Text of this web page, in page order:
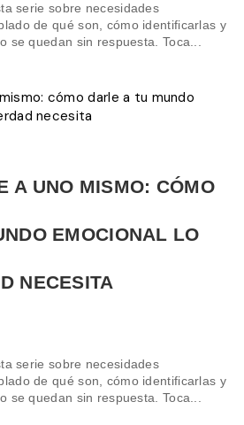
serie sobre necesidades
de qué son, cómo identificarlas y
se quedan sin respuesta. Toca...
A UNO MISMO: CÓMO
EMOCIONAL LO
NECESITA
serie sobre necesidades
de qué son, cómo identificarlas y
se quedan sin respuesta. Toca...